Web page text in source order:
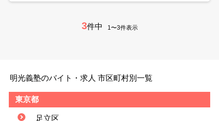
3件中 1〜3件表示
明光義塾のバイト・求人 市区町村別一覧
東京都
足立区